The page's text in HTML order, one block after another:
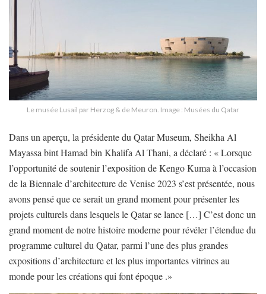
Le musée Lusail par Herzog & de Meuron. Image : Musées du Qatar
Dans un aperçu, la présidente du Qatar Museum, Sheikha Al
Mayassa bint Hamad bin Khalifa Al Thani, a déclaré : « Lorsque
l’opportunité de soutenir l’exposition de Kengo Kuma à l’occasion
de la Biennale d’architecture de Venise 2023 s’est présentée, nous
avons pensé que ce serait un grand moment pour présenter les
projets culturels dans lesquels le Qatar se lance […] C’est donc un
grand moment de notre histoire moderne pour révéler l’étendue du
programme culturel du Qatar, parmi l’une des plus grandes
expositions d’architecture et les plus importantes vitrines au
monde pour les créations qui font époque .»